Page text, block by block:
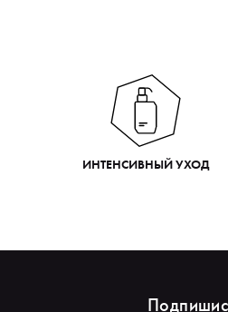
ИНТЕНСИВНЫЙ УХОД